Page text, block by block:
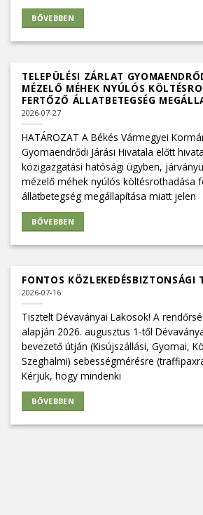
BŐVEBBEN
TELEPÜLÉSI ZÁRLAT
MÉZELŐ MÉHEK NYÚLÓS
FERTŐZŐ ÁLLATBETEGSÉG
2026-07-27
HATÁROZAT A Békés Vármegyei
Gyomaendrődi Járási Hivatala előtt
közigazgatási hatósági ügyben,
mézelő méhek nyúlós költésrothadása
állatbetegség megállapítása miatt jelen
BŐVEBBEN
FONTOS KÖZLEKEDÉSBIZTONSÁGI
2026-07-16
Tisztelt Dévaványai Lakosok! A
alapján 2026. augusztus 1-től
bevezető útján (Kisújszállási, Gyomai,
Szeghalmi) sebességmérésre
Kérjük, hogy mindenki
BŐVEBBEN